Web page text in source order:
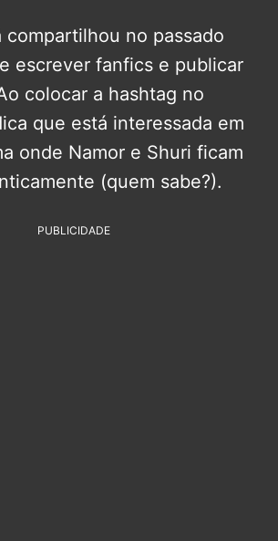
compartilhou no passado
escrever fanfics e publicar
colocar a hashtag no
que está interessada em
onde Namor e Shuri ficam
(quem sabe?).
PUBLICIDADE